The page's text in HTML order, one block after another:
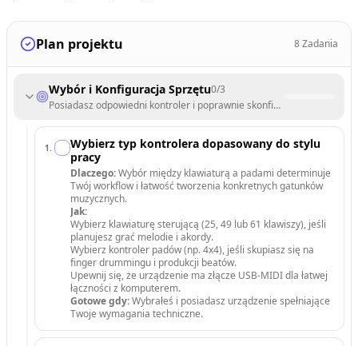
Plan projektu 8Zadania
Wybór i Konfiguracja Sprzętu0/3
Posiadasz odpowiedni kontroler i poprawnie skonfigurowane
1 .
Wybierz typ kontrolera dopasowany do stylu
pracy
Dlaczego:Wybór między klawiaturą a padami determinuje
Twój workflow i łatwość tworzenia konkretnych gatunków
muzycznych.
Jak:
Wybierz klawiaturę sterującą (25, 49 lub 61 klawiszy), jeśli
planujesz grać melodie i akordy.
Wybierz kontroler padów (np. 4x4), jeśli skupiasz się na
finger drummingu i produkcji beatów.
Upewnij się, że urządzenie ma złącze USB-MIDI dla łatwej
łączności z komputerem.
Gotowe gdy:Wybrałeś i posiadasz urządzenie spełniające
Twoje wymagania techniczne.